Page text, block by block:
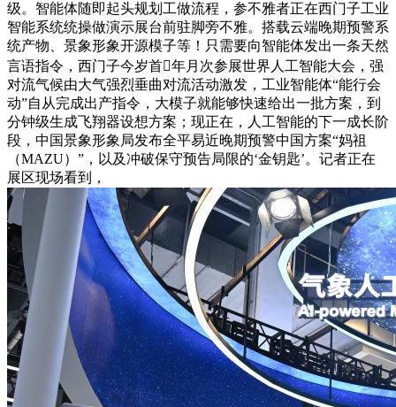
级。智能体随即起头规划工做流程，参不雅者正在西门子工业
智能系统统操做演示展台前驻脚旁不雅。搭载云端晚期预警系
统产物、景象形象开源模子等！只需要向智能体发出一条天然
言语指令，西门子今岁首年月次参展世界人工智能大会，强
对流气候由大气强烈垂曲对流活动激发，工业智能体“能行会
动”自从完成出产指令，大模子就能够快速给出一批方案，到
分钟级生成飞翔器设想方案；现正在，人工智能的下一成长阶
段，中国景象形象局发布全平易近晚期预警中国方案“妈祖
（MAZU）”，以及冲破保守预告局限的‘金钥匙’。记者正在
展区现场看到，